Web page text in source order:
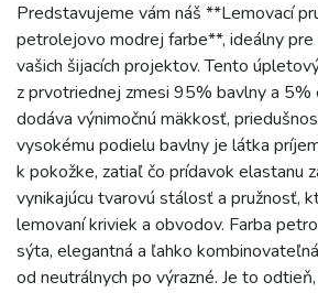
Predstavujeme vám náš **Lemovací
petrolejovo modrej farbe**, ideálny pre
vašich šijacích projektov. Tento
z prvotriednej zmesi 95% bavlny a 5%
dodáva výnimočnú mäkkosť,
vysokému podielu bavlny je látka
k pokožke, zatiaľ čo prídavok elastanu
vynikajúcu tvarovú stálosť a pružnosť,
lemovaní kriviek a obvodov. Farba
sýta, elegantná a ľahko
od neutrálnych po výrazné. Je to